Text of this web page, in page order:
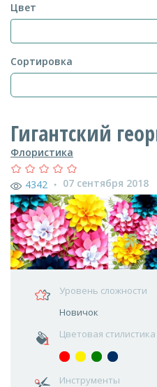
Цвет
Сортировка
Гигантский
Флористика
4342 ● 07 сентября 2018
Уровень сложности
Новичок
Цветовая стилистика
Инструменты